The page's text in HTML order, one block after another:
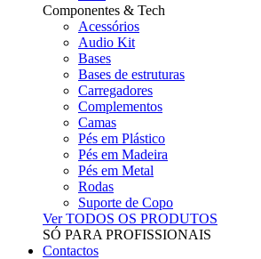
Componentes & Tech
Acessórios
Audio Kit
Bases
Bases de estruturas
Carregadores
Complementos
Camas
Pés em Plástico
Pés em Madeira
Pés em Metal
Rodas
Suporte de Copo
Ver TODOS OS PRODUTOS
SÓ PARA PROFISSIONAIS
Contactos